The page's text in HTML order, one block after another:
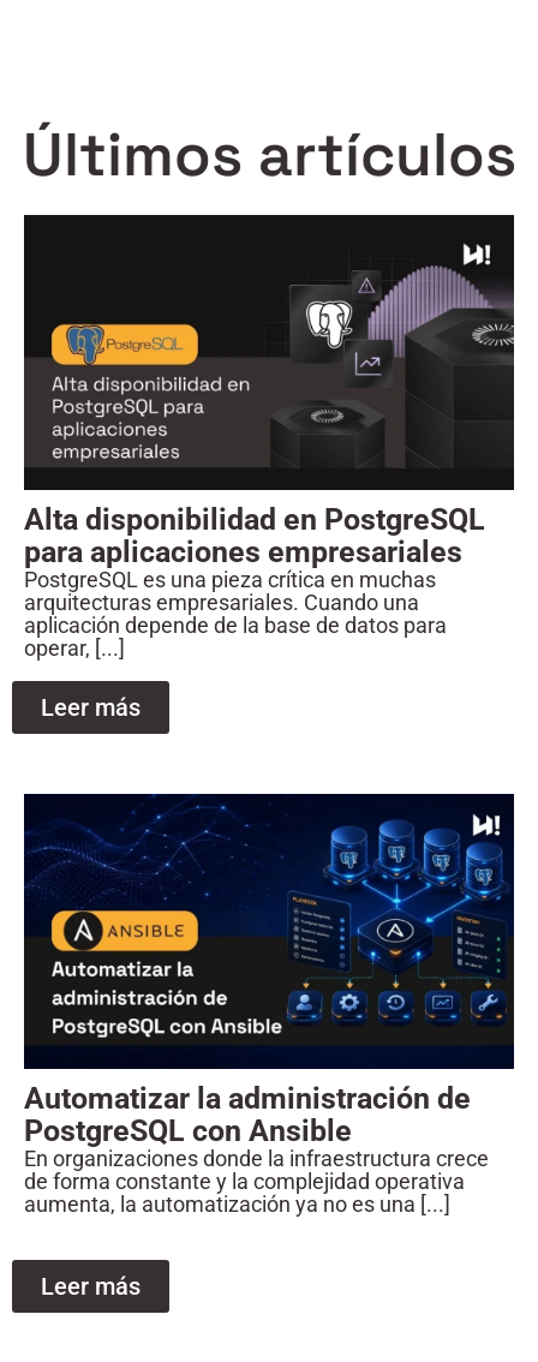
Últimos artículos
Alta disponibilidad en PostgreSQL
para aplicaciones empresariales
PostgreSQL es una pieza crítica en muchas
arquitecturas empresariales. Cuando una
aplicación depende de la base de datos para
operar, [...]
Leer más
Automatizar la administración de
PostgreSQL con Ansible
En organizaciones donde la infraestructura crece
de forma constante y la complejidad operativa
aumenta, la automatización ya no es una [...]
Leer más